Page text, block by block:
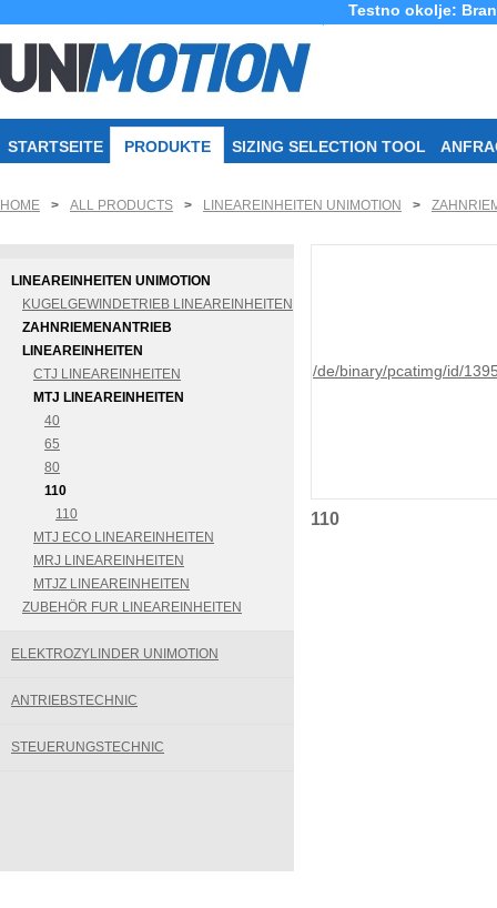
Testno okolje:
STARTSEITE PRODUKTE SIZING SELECTION TOOL
HOME > ALL PRODUCTS > LINEAREINHEITEN UNIMOTION >
LINEAREINHEITEN UNIMOTION
KUGELGEWINDETRIEB LINEAREINHEITEN
ZAHNRIEMENANTRIEB
LINEAREINHEITEN
CTJ LINEAREINHEITEN
MTJ LINEAREINHEITEN
40
65
80
110
110
MTJ ECO LINEAREINHEITEN
MRJ LINEAREINHEITEN
MTJZ LINEAREINHEITEN
ZUBEHÖR FUR LINEAREINHEITEN
ELEKTROZYLINDER UNIMOTION
ANTRIEBSTECHNIC
STEUERUNGSTECHNIC
/de/binary/pcatimg/id/
110